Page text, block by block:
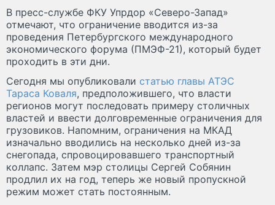
В пресс-службе ФКУ Упрдор «Северо-Запад»
отмечают, что ограничение вводится из-за
проведения Петербургского международного
экономического форума (ПМЭФ-21), который будет
проходить в эти дни.
Сегодня мы опубликовали статью главы АТЭС
Тараса Коваля, предположившего, что власти
регионов могут последовать примеру столичных
властей и ввести долговременные ограничения для
грузовиков. Напомним, ограничения на МКАД
изначально вводились на несколько дней из-за
снегопада, спровоцировавшего транспортный
коллапс. Затем мэр столицы Сергей Собянин
продлил их на год, теперь же новый пропускной
режим может стать постоянным.